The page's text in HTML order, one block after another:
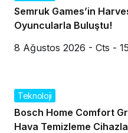
Semruk Games’in
Oyuncularla Buluştu!
8 Ağustos 2026 - Cts -
Teknoloji
Bosch Home Comfort
Hava Temizleme